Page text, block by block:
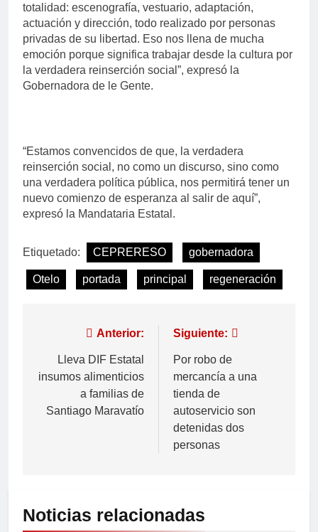
totalidad: escenografía, vestuario, adaptación,
actuación y dirección, todo realizado por personas
privadas de su libertad. Eso nos llena de mucha
emoción porque significa trabajar desde la cultura por
la verdadera reinserción social”, expresó la
Gobernadora de le Gente.
“Estamos convencidos de que, la verdadera
reinserción social, no como un discurso, sino como
una verdadera política pública, nos permitirá tener un
nuevo comienzo de esperanza al salir de aquí”,
expresó la Mandataria Estatal.
Etiquetado: CEPRERESO gobernadora
Otelo portada principal regeneración
Anterior:
Lleva DIF Estatal
insumos alimenticios
a familias de
Santiago Maravatío
Siguiente:
Por robo de
mercancía a una
tienda de
autoservicio son
detenidas dos
personas
Noticias relacionadas